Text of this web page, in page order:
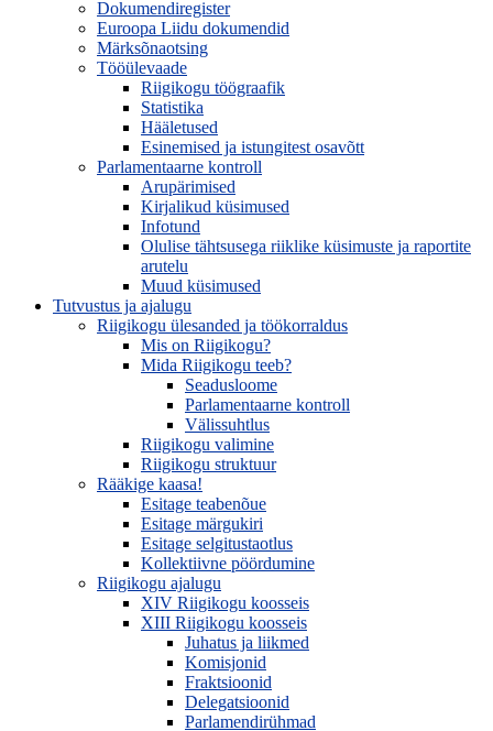
Dokumendiregister
Euroopa Liidu dokumendid
Märksõnaotsing
Tööülevaade
Riigikogu töögraafik
Statistika
Hääletused
Esinemised ja istungitest osavõtt
Parlamentaarne kontroll
Arupärimised
Kirjalikud küsimused
Infotund
Olulise tähtsusega riiklike küsimuste ja raportite
arutelu
Muud küsimused
Tutvustus ja ajalugu
Riigikogu ülesanded ja töökorraldus
Mis on Riigikogu?
Mida Riigikogu teeb?
Seadusloome
Parlamentaarne kontroll
Välissuhtlus
Riigikogu valimine
Riigikogu struktuur
Rääkige kaasa!
Esitage teabenõue
Esitage märgukiri
Esitage selgitustaotlus
Kollektiivne pöördumine
Riigikogu ajalugu
XIV Riigikogu koosseis
XIII Riigikogu koosseis
Juhatus ja liikmed
Komisjonid
Fraktsioonid
Delegatsioonid
Parlamendirühmad